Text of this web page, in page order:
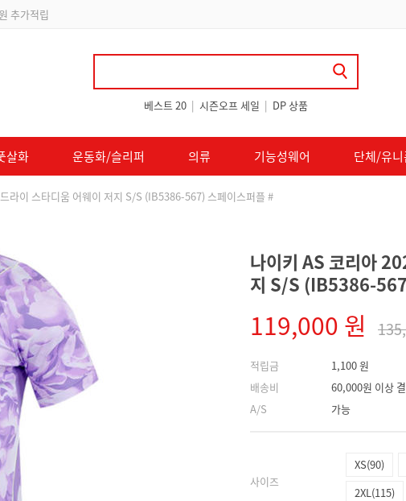
추가적립
베스트 20 | 시즌오프 세일 | DP 상품
살화 운동화/슬리퍼 의류 기능성웨어 단체/유
라이 스타디움 어웨이 저지 S/S (IB5386-567) 스페이스퍼플 #
나이키 AS 코리아
지 S/S (IB5386-
119,000 원
적립금
배송비
A/S
1,100 원
60,000원 이상
가능
사이즈
XS(90)
2XL(115)